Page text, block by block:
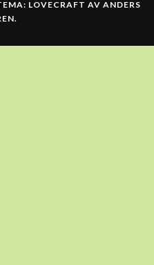
LOVECRAFT AV ANDERS
.